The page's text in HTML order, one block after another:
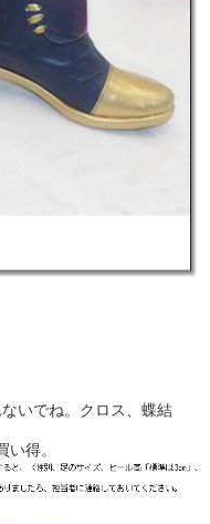
いでね。クロス、蝶結
得。